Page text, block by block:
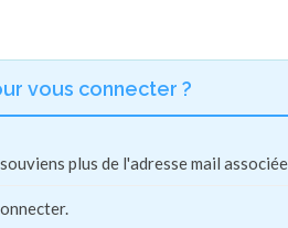
vous connecter ?
plus de l'adresse mail